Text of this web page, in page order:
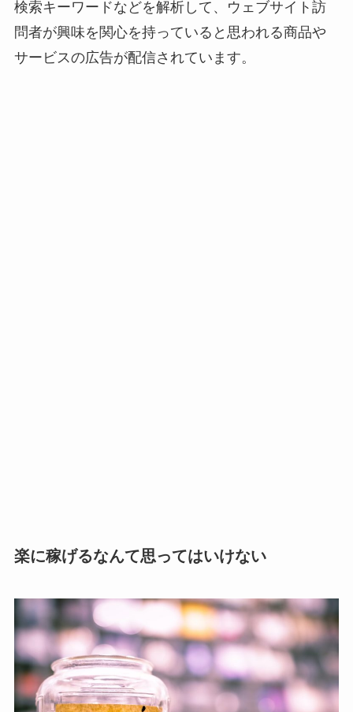
検索キーワードなどを解析して、ウェブサイト訪
問者が興味を関心を持っていると思われる商品や
サービスの広告が配信されています。
楽に稼げるなんて思ってはいけない